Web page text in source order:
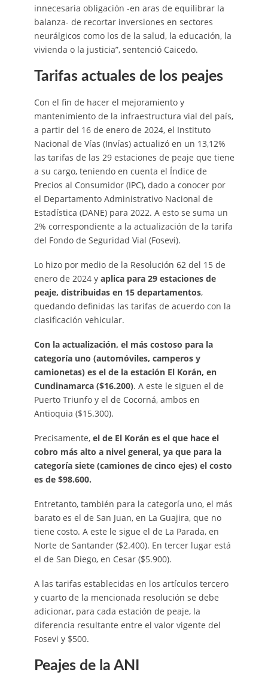
innecesaria obligación -en aras de equilibrar la
balanza- de recortar inversiones en sectores
neurálgicos como los de la salud, la educación, la
vivienda o la justicia”, sentenció Caicedo.
Tarifas actuales de los peajes
Con el fin de hacer el mejoramiento y
mantenimiento de la infraestructura vial del país,
a partir del 16 de enero de 2024, el Instituto
Nacional de Vías (Invías) actualizó en un 13,12%
las tarifas de las 29 estaciones de peaje que tiene
a su cargo, teniendo en cuenta el Índice de
Precios al Consumidor (IPC), dado a conocer por
el Departamento Administrativo Nacional de
Estadística (DANE) para 2022. A esto se suma un
2% correspondiente a la actualización de la tarifa
del Fondo de Seguridad Vial (Fosevi).
Lo hizo por medio de la Resolución 62 del 15 de
enero de 2024 yaplica para 29 estaciones de
peaje, distribuidas en 15 departamentos,
quedando definidas las tarifas de acuerdo con la
clasificación vehicular.
Con la actualización, el más costoso para la
categoría uno (automóviles, camperos y
camionetas) es el de la estación El Korán, en
Cundinamarca ($16.200). A este le siguen el de
Puerto Triunfo y el de Cocorná, ambos en
Antioquia ($15.300).
Precisamente, el de El Korán es el que hace el
cobro más alto a nivel general, ya que para la
categoría siete (camiones de cinco ejes) el costo
es de $98.600.
Entretanto, también para la categoría uno, el más
barato es el de San Juan, en La Guajira, que no
tiene costo. A este le sigue el de La Parada, en
Norte de Santander ($2.400). En tercer lugar está
el de San Diego, en Cesar ($5.900).
A las tarifas establecidas en los artículos tercero
y cuarto de la mencionada resolución se debe
adicionar, para cada estación de peaje, la
diferencia resultante entre el valor vigente del
Fosevi y $500.
Peajes de la ANI